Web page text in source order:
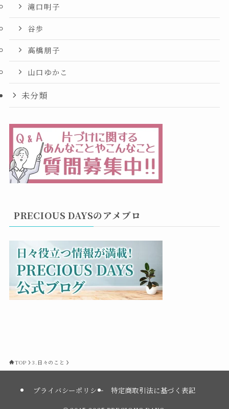
滝口明子
谷歩
高橋朋子
山口ゆかこ
未分類
PRECIOUS DAYSのアメブロ
TOP 3.日々のこと
プライバシーポリシー 特定商取引法に基づく表記